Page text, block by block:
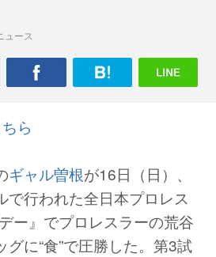
ュース
ら
ギャル曽根が16日（日）、
で行われた全日本プロレス
ー』でプロレスラーの荒谷
に“食”で圧勝した。第3試